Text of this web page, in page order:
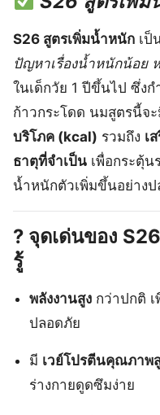
S26 สูตรเพิ่มน้ำหนัก เป็
ปัญหาเรื่องน้ำหนักน้อย
ในเด็กวัย 1 ปีขึ้นไป ซึ่ง
ก้าวกระโดด นมสูตรนี้จ
บริโภค (kcal) รวมถึง เ
ธาตุที่จำเป็น เพื่อกระตุ้น
น้ำหนักตัวเพิ่มขึ้นอย่างป
? จุดเด่นของ
รู้
พลังงานสูง กว่าปกติ
ปลอดภัย
มี เวย์โปรตีนคุณภา
ร่างกายดูดซึมง่าย